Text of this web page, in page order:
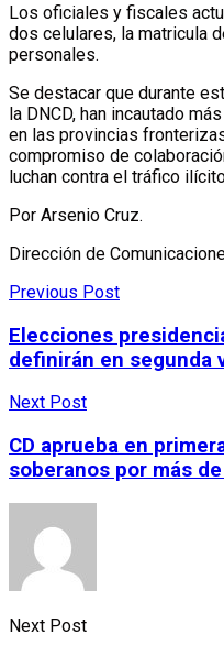
Los oficiales y fiscales
dos celulares, la matricula
personales.
Se destacar que durante
la DNCD, han incautado
en las provincias
compromiso de
luchan contra el tráfico
Por Arsenio Cruz.
Dirección de
Previous Post
Elecciones
definirán en segunda
Next Post
CD aprueba en
soberanos por más
Next Post